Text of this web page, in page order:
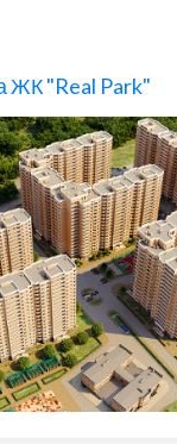
ЖК "Real Park"